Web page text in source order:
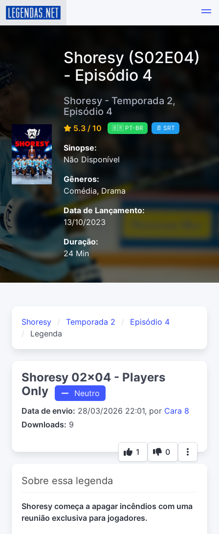
Shoresy (S02E04)
- Episódio 4
Shoresy - Temporada 2,
Episódio 4
5.3 / 10 🇧🇷 PT-BR 📄 SRT
Sinopse:
Não Disponível
Gêneros:
Comédia, Drama
Data de Lançamento:
13/10/2023
Duração:
24 Min
Shoresy Temporada 2
Episódio 4
Legenda
Shoresy 02x04 - Players
Only
Neutro
Data de envio: 28/03/2026 22:01, por Cara 8
Downloads: 9
1 0
Sobre essa legenda
Shoresy começa a apagar incêndios com uma
reunião exclusiva para jogadores.